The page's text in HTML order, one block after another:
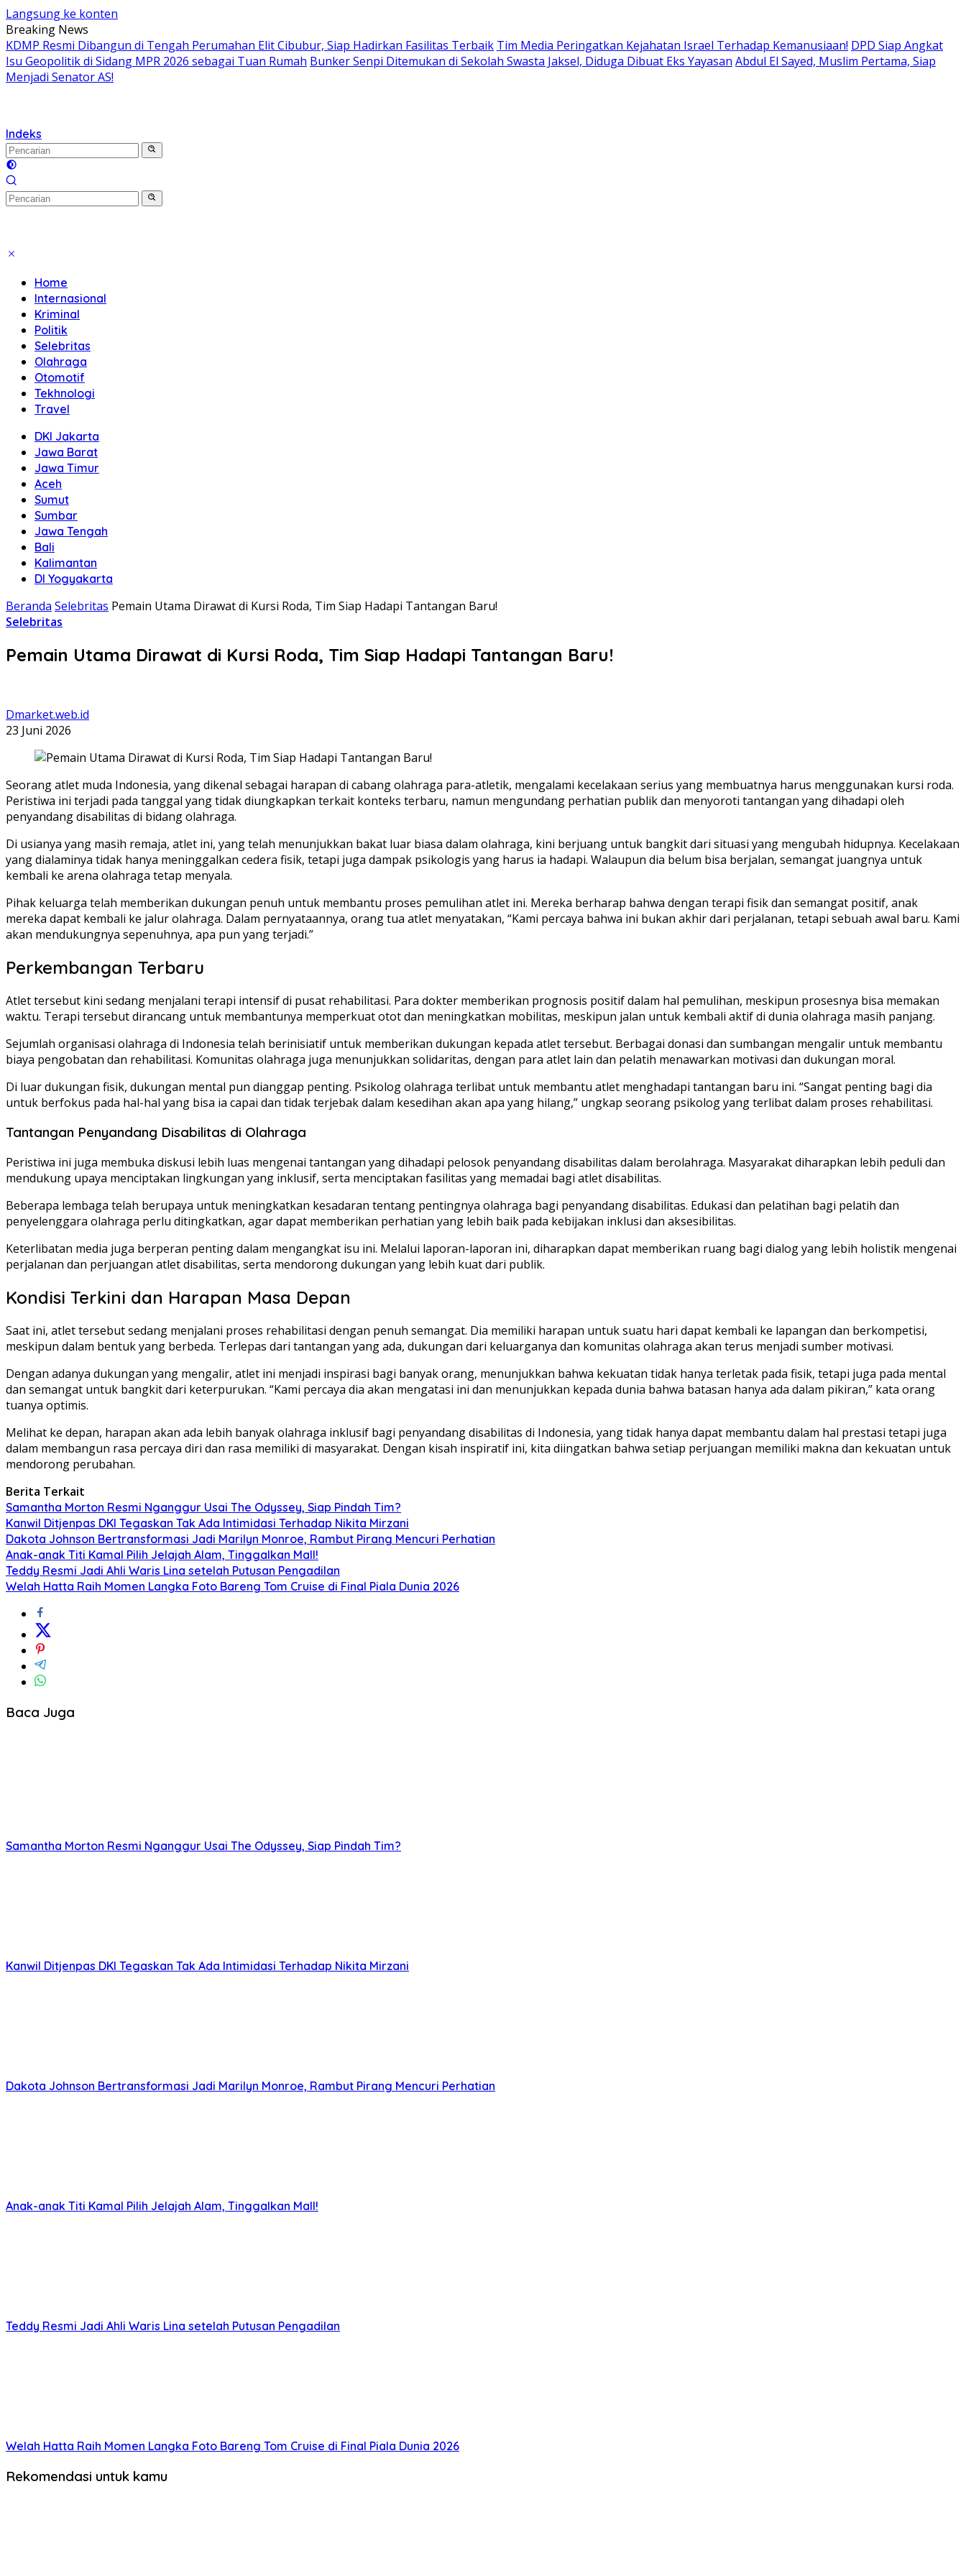
Langsung ke konten
Breaking News
KDMP Resmi Dibangun di Tengah Perumahan Elit Cibubur, Siap Hadirkan Fasilitas Terbaik Tim Media Peringatkan Kejahatan Israel Terhadap Kemanusiaan! DPD Siap Angkat
Isu Geopolitik di Sidang MPR 2026 sebagai Tuan Rumah Bunker Senpi Ditemukan di Sekolah Swasta Jaksel, Diduga Dibuat Eks Yayasan Abdul El Sayed, Muslim Pertama, Siap
Menjadi Senator AS!
Indeks
Home
Internasional
Kriminal
Politik
Selebritas
Olahraga
Otomotif
Tekhnologi
Travel
DKI Jakarta
Jawa Barat
Jawa Timur
Aceh
Sumut
Sumbar
Jawa Tengah
Bali
Kalimantan
DI Yogyakarta
Beranda Selebritas Pemain Utama Dirawat di Kursi Roda, Tim Siap Hadapi Tantangan Baru!
Selebritas
Pemain Utama Dirawat di Kursi Roda, Tim Siap Hadapi Tantangan Baru!
Dmarket.web.id
23 Juni 2026
Seorang atlet muda Indonesia, yang dikenal sebagai harapan di cabang olahraga para-atletik, mengalami kecelakaan serius yang membuatnya harus menggunakan kursi roda.
Peristiwa ini terjadi pada tanggal yang tidak diungkapkan terkait konteks terbaru, namun mengundang perhatian publik dan menyoroti tantangan yang dihadapi oleh
penyandang disabilitas di bidang olahraga.
Di usianya yang masih remaja, atlet ini, yang telah menunjukkan bakat luar biasa dalam olahraga, kini berjuang untuk bangkit dari situasi yang mengubah hidupnya. Kecelakaan
yang dialaminya tidak hanya meninggalkan cedera fisik, tetapi juga dampak psikologis yang harus ia hadapi. Walaupun dia belum bisa berjalan, semangat juangnya untuk
kembali ke arena olahraga tetap menyala.
Pihak keluarga telah memberikan dukungan penuh untuk membantu proses pemulihan atlet ini. Mereka berharap bahwa dengan terapi fisik dan semangat positif, anak
mereka dapat kembali ke jalur olahraga. Dalam pernyataannya, orang tua atlet menyatakan, “Kami percaya bahwa ini bukan akhir dari perjalanan, tetapi sebuah awal baru. Kami
akan mendukungnya sepenuhnya, apa pun yang terjadi.”
Perkembangan Terbaru
Atlet tersebut kini sedang menjalani terapi intensif di pusat rehabilitasi. Para dokter memberikan prognosis positif dalam hal pemulihan, meskipun prosesnya bisa memakan
waktu. Terapi tersebut dirancang untuk membantunya memperkuat otot dan meningkatkan mobilitas, meskipun jalan untuk kembali aktif di dunia olahraga masih panjang.
Sejumlah organisasi olahraga di Indonesia telah berinisiatif untuk memberikan dukungan kepada atlet tersebut. Berbagai donasi dan sumbangan mengalir untuk membantu
biaya pengobatan dan rehabilitasi. Komunitas olahraga juga menunjukkan solidaritas, dengan para atlet lain dan pelatih menawarkan motivasi dan dukungan moral.
Di luar dukungan fisik, dukungan mental pun dianggap penting. Psikolog olahraga terlibat untuk membantu atlet menghadapi tantangan baru ini. “Sangat penting bagi dia
untuk berfokus pada hal-hal yang bisa ia capai dan tidak terjebak dalam kesedihan akan apa yang hilang,” ungkap seorang psikolog yang terlibat dalam proses rehabilitasi.
Tantangan Penyandang Disabilitas di Olahraga
Peristiwa ini juga membuka diskusi lebih luas mengenai tantangan yang dihadapi pelosok penyandang disabilitas dalam berolahraga. Masyarakat diharapkan lebih peduli dan
mendukung upaya menciptakan lingkungan yang inklusif, serta menciptakan fasilitas yang memadai bagi atlet disabilitas.
Beberapa lembaga telah berupaya untuk meningkatkan kesadaran tentang pentingnya olahraga bagi penyandang disabilitas. Edukasi dan pelatihan bagi pelatih dan
penyelenggara olahraga perlu ditingkatkan, agar dapat memberikan perhatian yang lebih baik pada kebijakan inklusi dan aksesibilitas.
Keterlibatan media juga berperan penting dalam mengangkat isu ini. Melalui laporan-laporan ini, diharapkan dapat memberikan ruang bagi dialog yang lebih holistik mengenai
perjalanan dan perjuangan atlet disabilitas, serta mendorong dukungan yang lebih kuat dari publik.
Kondisi Terkini dan Harapan Masa Depan
Saat ini, atlet tersebut sedang menjalani proses rehabilitasi dengan penuh semangat. Dia memiliki harapan untuk suatu hari dapat kembali ke lapangan dan berkompetisi,
meskipun dalam bentuk yang berbeda. Terlepas dari tantangan yang ada, dukungan dari keluarganya dan komunitas olahraga akan terus menjadi sumber motivasi.
Dengan adanya dukungan yang mengalir, atlet ini menjadi inspirasi bagi banyak orang, menunjukkan bahwa kekuatan tidak hanya terletak pada fisik, tetapi juga pada mental
dan semangat untuk bangkit dari keterpurukan. “Kami percaya dia akan mengatasi ini dan menunjukkan kepada dunia bahwa batasan hanya ada dalam pikiran,” kata orang
tuanya optimis.
Melihat ke depan, harapan akan ada lebih banyak olahraga inklusif bagi penyandang disabilitas di Indonesia, yang tidak hanya dapat membantu dalam hal prestasi tetapi juga
dalam membangun rasa percaya diri dan rasa memiliki di masyarakat. Dengan kisah inspiratif ini, kita diingatkan bahwa setiap perjuangan memiliki makna dan kekuatan untuk
mendorong perubahan.
Berita Terkait
Samantha Morton Resmi Nganggur Usai The Odyssey, Siap Pindah Tim?
Kanwil Ditjenpas DKI Tegaskan Tak Ada Intimidasi Terhadap Nikita Mirzani
Dakota Johnson Bertransformasi Jadi Marilyn Monroe, Rambut Pirang Mencuri Perhatian
Anak-anak Titi Kamal Pilih Jelajah Alam, Tinggalkan Mall!
Teddy Resmi Jadi Ahli Waris Lina setelah Putusan Pengadilan
Welah Hatta Raih Momen Langka Foto Bareng Tom Cruise di Final Piala Dunia 2026
Baca Juga
Samantha Morton Resmi Nganggur Usai The Odyssey, Siap Pindah Tim?
Kanwil Ditjenpas DKI Tegaskan Tak Ada Intimidasi Terhadap Nikita Mirzani
Dakota Johnson Bertransformasi Jadi Marilyn Monroe, Rambut Pirang Mencuri Perhatian
Anak-anak Titi Kamal Pilih Jelajah Alam, Tinggalkan Mall!
Teddy Resmi Jadi Ahli Waris Lina setelah Putusan Pengadilan
Welah Hatta Raih Momen Langka Foto Bareng Tom Cruise di Final Piala Dunia 2026
Rekomendasi untuk kamu